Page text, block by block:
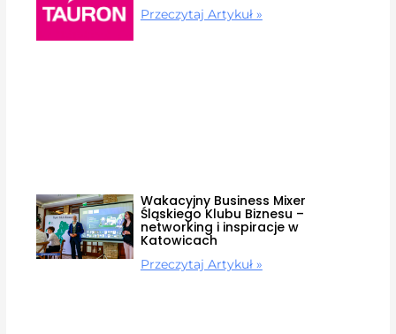
Przeczytaj Artykuł »
Wakacyjny Business Mixer
Śląskiego Klubu Biznesu –
networking i inspiracje w
Katowicach
Przeczytaj Artykuł »